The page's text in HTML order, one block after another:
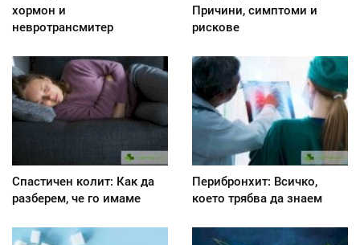
хормон и
невротрансмитер
Причини, симптоми и
рискове
Спастичен колит: Как да
разберем, че го имаме
Перибронхит: Всичко,
което трябва да знаем